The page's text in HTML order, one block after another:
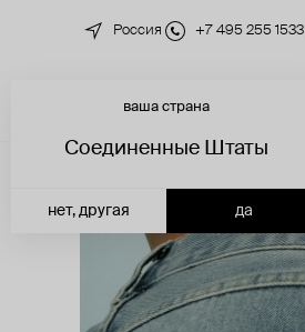
Россия +7 495 255 1533
новинкиваша страна
Соединенные Штаты
да
нет, другая